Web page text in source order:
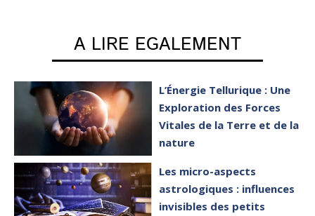
A LIRE EGALEMENT
L’Énergie Tellurique : Une
Exploration des Forces
Vitales de la Terre et de la
nature
Les micro-aspects
astrologiques : influences
invisibles des petits